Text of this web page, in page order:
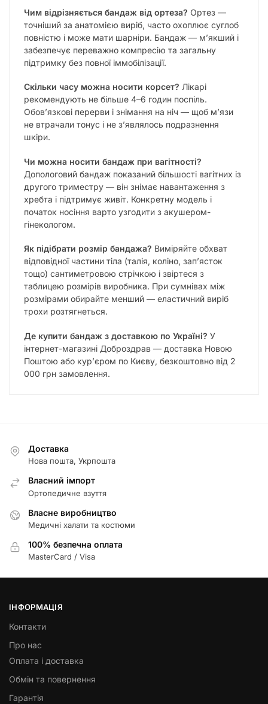
Чим відрізняється бандаж від ортеза? Ортез —
точніший за анатомією виріб, часто охоплює суглоб
повністю і може мати шарніри. Бандаж — м’якший і
забезпечує переважно компресію та загальну
підтримку без повної іммобілізації.
Скільки часу можна носити корсет? Лікарі
рекомендують не більше 4–6 годин поспіль.
Обов’язкові перерви і знімання на ніч — щоб м’язи
не втрачали тонус і не з’являлось подразнення
шкіри.
Чи можна носити бандаж при вагітності?
Допологовий бандаж показаний більшості вагітних із
другого триместру — він знімає навантаження з
хребта і підтримує живіт. Конкретну модель і
початок носіння варто узгодити з акушером-
гінекологом.
Як підібрати розмір бандажа? Виміряйте обхват
відповідної частини тіла (талія, коліно, зап’ясток
тощо) сантиметровою стрічкою і звіртеся з
таблицею розмірів виробника. При сумнівах між
розмірами обирайте менший — еластичний виріб
трохи розтягнеться.
Де купити бандаж з доставкою по Україні? У
інтернет-магазині Доброздрав — доставка Новою
Поштою або кур’єром по Києву, безкоштовно від 2
000 грн замовлення.
Доставка
Нова пошта, Укрпошта
Власний імпорт
Ортопедичне взуття
Власне виробництво
Медичні халати та костюми
100% безпечна оплата
MasterCard / Visa
ІНФОРМАЦІЯ
Контакти
Про нас
Оплата і доставка
Обмін та повернення
Гарантія